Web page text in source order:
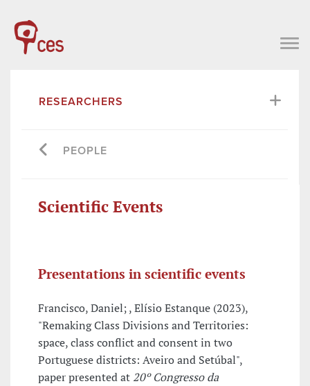
RESEARCHERS
PEOPLE
Scientific Events
Presentations in scientific events
Francisco, Daniel; , Elísio Estanque (2023),
"Remaking Class Divisions and Territories:
space, class conflict and consent in two
Portuguese districts: Aveiro and Setúbal",
paper presented at 20º Congresso da